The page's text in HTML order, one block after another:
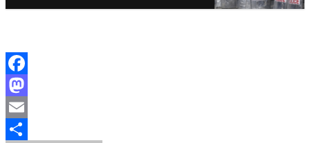
Facebook
Mastodon
Email